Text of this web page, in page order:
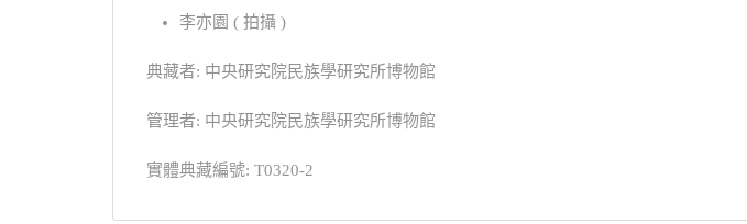
李亦園 ( 拍攝 )
典藏者: 中央研究院民族學研究所博物館
管理者: 中央研究院民族學研究所博物館
實體典藏編號: T0320-2